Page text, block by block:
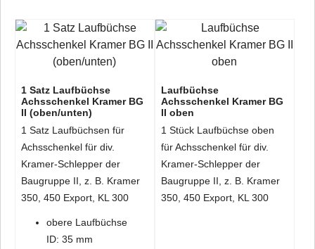
1 Satz Laufbüchse
Achsschenkel Kramer BG
II (oben/unten)
1 Satz Laufbüchsen für
Achsschenkel für div.
Kramer-Schlepper der
Baugruppe II, z. B. Kramer
350, 450 Export, KL 300
obere Laufbüchse
ID: 35 mm
Laufbüchse
Achsschenkel Kramer BG
II oben
1 Stück Laufbüchse oben
für Achsschenkel für div.
Kramer-Schlepper der
Baugruppe II, z. B. Kramer
350, 450 Export, KL 300